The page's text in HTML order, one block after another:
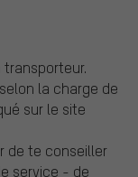
la charge de
sur le site
de te conseiller
service - de